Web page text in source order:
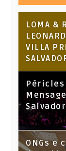
LOMA &
VILLA
Péricles
Salvador
ONGs